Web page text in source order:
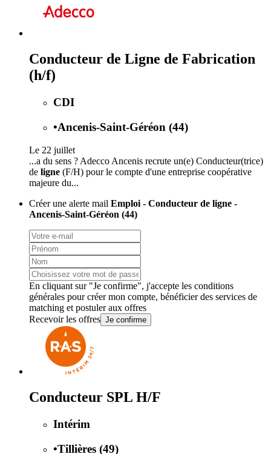
Conducteur de Ligne de Fabrication
(h/f)
CDI
•Ancenis-Saint-Géréon (44)
Le 22 juillet
...a du sens ? Adecco Ancenis recrute un(e) Conducteur(trice)
de ligne (F/H) pour le compte d'une entreprise coopérative
majeure du...
Créer une alerte mail Emploi - Conducteur de ligne -
Ancenis-Saint-Géréon (44)
En cliquant sur "Je confirme", j'accepte les conditions
générales pour créer mon compte, bénéficier des services de
matching et postuler aux offres
Recevoir les offres Je confirme
Conducteur SPL H/F
Intérim
•Tillières (49)